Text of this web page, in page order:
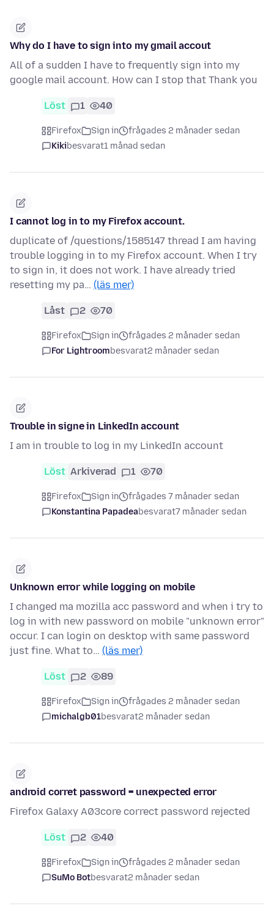
Why do I have to sign into my gmail accout
All of a sudden I have to frequently sign into my
google mail account. How can I stop that Thank you
Löst 1 40
Firefox Sign in
frågades 2 månader sedan
Kikibesvarat1 månad sedan
I cannot log in to my Firefox account.
duplicate of /questions/1585147 thread I am having
trouble logging in to my Firefox account. When I try
to sign in, it does not work. I have already tried
resetting my pa… (läs mer)
Låst 2 70
Firefox Sign in
frågades 2 månader sedan
For Lightroombesvarat2 månader sedan
Trouble in signe in LinkedIn account
I am in trouble to log in my LinkedIn account
Löst Arkiverad 1 70
Firefox Sign in
frågades 7 månader sedan
Konstantina Papadeabesvarat7 månader sedan
Unknown error while logging on mobile
I changed ma mozilla acc password and when i try to
log in with new password on mobile "unknown error"
occur. I can login on desktop with same password
just fine. What to… (läs mer)
Löst 2 89
Firefox Sign in
frågades 2 månader sedan
michalgb01besvarat2 månader sedan
android corret password = unexpected error
Firefox Galaxy A03core correct password rejected
Löst 2 40
Firefox Sign in
frågades 2 månader sedan
SuMo Botbesvarat2 månader sedan